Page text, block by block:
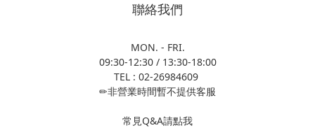
聯絡我們
MON. - FRI.
09:30-12:30 / 13:30-18:00
TEL : 02-26984609
✏非營業時間暫不提供客服
常見Q&A請點我